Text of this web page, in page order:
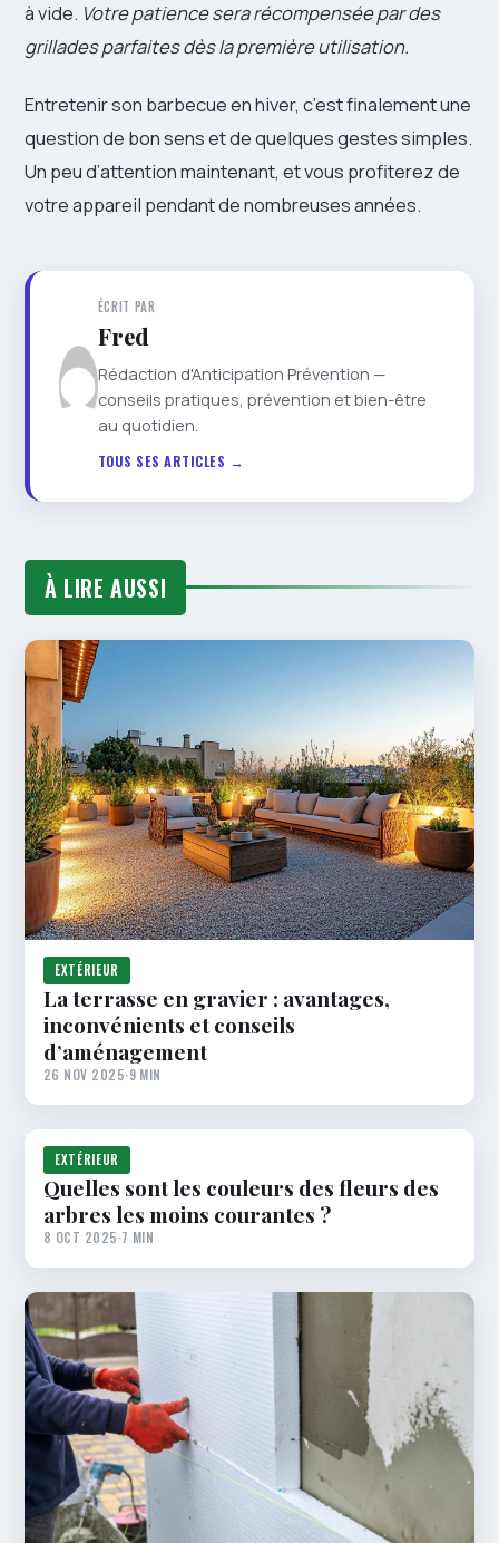
à vide. Votre patience sera récompensée par des
grillades parfaites dès la première utilisation.
Entretenir son barbecue en hiver, c’est finalement une
question de bon sens et de quelques gestes simples.
Un peu d’attention maintenant, et vous profiterez de
votre appareil pendant de nombreuses années.
ÉCRIT PAR
Fred
Rédaction d'Anticipation Prévention —
conseils pratiques, prévention et bien-être
au quotidien.
TOUS SES ARTICLES →
À LIRE AUSSI
EXTÉRIEUR
La terrasse en gravier : avantages,
inconvénients et conseils
d’aménagement
26 NOV 2025·9 MIN
EXTÉRIEUR
Quelles sont les couleurs des fleurs des
arbres les moins courantes ?
8 OCT 2025·7 MIN